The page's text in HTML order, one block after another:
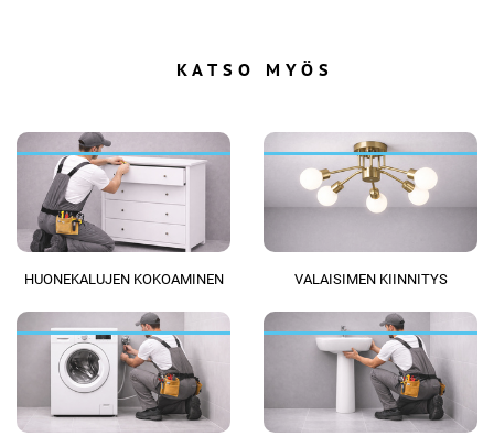
KATSO MYÖS
HUONEKALUJEN KOKOAMINEN VALAISIMEN KIINNITYS